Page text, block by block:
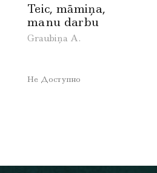
Teic, māmiņa,
manu darbu
Graubiņa A.
Не Доступно